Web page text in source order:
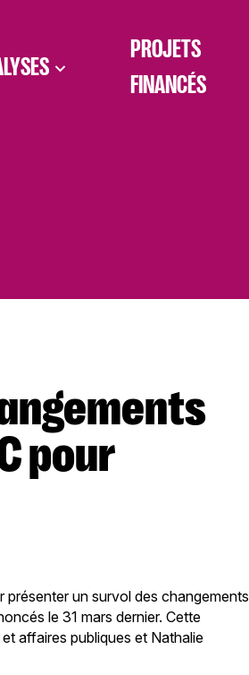
PROJETS
FINANCÉS
pour
un survol des changements
le 31 mars dernier. Cette
affaires publiques et Nathalie